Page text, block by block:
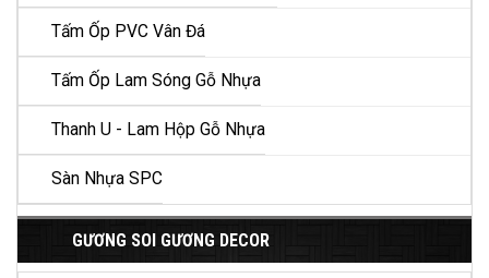
Tấm Ốp PVC Vân Đá
Tấm Ốp Lam Sóng Gỗ Nhựa
Thanh U - Lam Hộp Gỗ Nhựa
Sàn Nhựa SPC
GƯƠNG SOI GƯƠNG DECOR